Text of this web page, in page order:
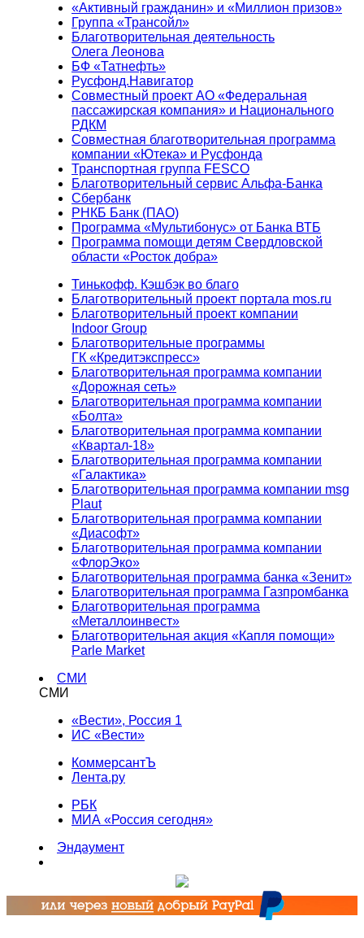
«Активный гражданин» и «Миллион призов»
Группа «Трансойл»
Благотворительная деятельность
Олега Леонова
БФ «Татнефть»
Русфонд.Навигатор
Совместный проект АО «Федеральная
пассажирская компания» и Национального
РДКМ
Совместная благотворительная программа
компании «Ютека» и Русфонда
Транспортная группа FESCO
Благотворительный сервис Альфа-Банка
Сбербанк
РНКБ Банк (ПАО)
Программа «Мультибонус» от Банка ВТБ
Программа помощи детям Свердловской
области «Росток добра»
Тинькофф. Кэшбэк во благо
Благотворительный проект портала mos.ru
Благотворительный проект компании
Indoor Group
Благотворительные программы
ГК «Кредитэкспресс»
Благотворительная программа компании
«Дорожная сеть»
Благотворительная программа компании
«Болта»
Благотворительная программа компании
«Квартал-18»
Благотворительная программа компании
«Галактика»
Благотворительная программа компании msg
Plaut
Благотворительная программа компании
«Диасофт»
Благотворительная программа компании
«ФлорЭко»
Благотворительная программа банка «Зенит»
Благотворительная программа Газпромбанка
Благотворительная программа
«Металлоинвест»
Благотворительная акция «Капля помощи»
Parle Market
СМИ
СМИ
«Вести», Россия 1
ИС «Вести»
КоммерсантЪ
Лента.ру
РБК
МИА «Россия сегодня»
Эндаумент